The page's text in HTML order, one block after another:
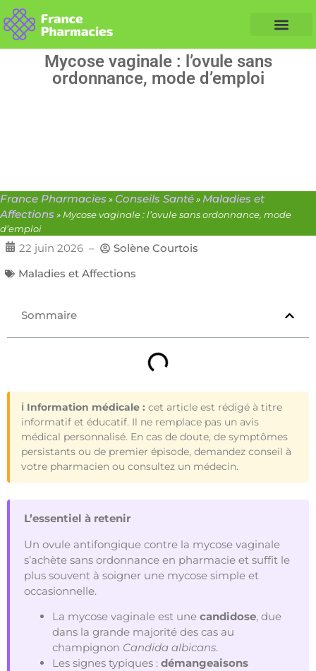
Mycose vaginale : l’ovule sans
ordonnance, mode d’emploi
France Pharmacies » Conseils Santé»Maladies et
Affections » Mycose vaginale : l’ovule sans ordonnance, mode
d’emploi
22 juin 2026 –
Solène Courtois
Maladies et Affections
Sommaire
ℹ️ Information médicale : cet article est rédigé à titre
informatif et éducatif. Il ne remplace pas un avis
médical personnalisé. En cas de doute, de symptômes
persistants ou de premier épisode, demandez conseil à
votre pharmacien ou consultez un médecin.
L’essentiel à retenir
Un ovule antifongique contre la mycose vaginale
s’achète sans ordonnance en pharmacie et suffit le
plus souvent à soigner une mycose simple et
occasionnelle.
La mycose vaginale est une candidose, due
dans la grande majorité des cas au
champignon Candida albicans.
Les signes typiques : démangeaisons